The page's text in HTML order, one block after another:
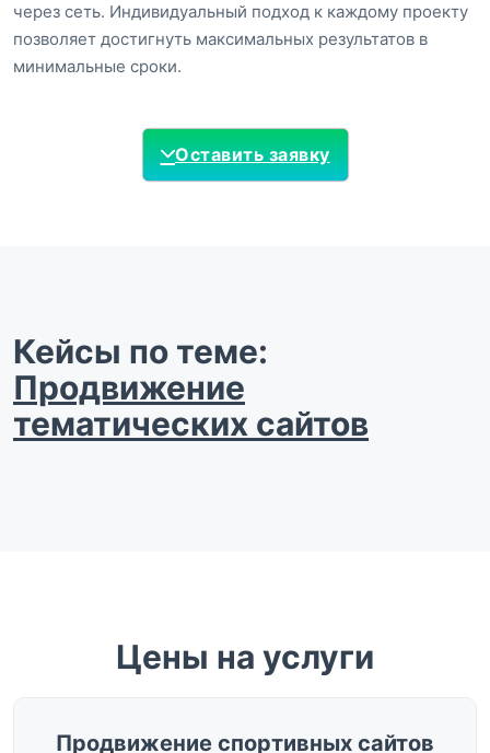
через сеть. Индивидуальный подход к каждому проекту
позволяет достигнуть максимальных результатов в
минимальные сроки.
Оставить заявку
Кейсы по теме:
Продвижение
тематических сайтов
Цены на услуги
Продвижение спортивных сайтов